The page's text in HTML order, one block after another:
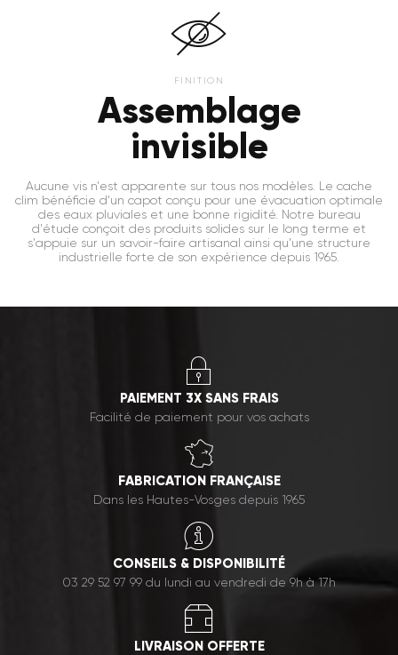
FINITION
Assemblage
invisible
Aucune vis n'est apparente sur tous nos modèles. Le cache
clim bénéficie d'un capot conçu pour une évacuation optimale
des eaux pluviales et une bonne rigidité. Notre bureau
d'étude conçoit des produits solides sur le long terme et
s'appuie sur un savoir-faire artisanal ainsi qu'une structure
industrielle forte de son expérience depuis 1965.
PAIEMENT 3X SANS FRAIS
Facilité de paiement pour vos achats
FABRICATION FRANÇAISE
Dans les Hautes-Vosges depuis 1965
CONSEILS & DISPONIBILITÉ
03 29 52 97 99 du lundi au vendredi de 9h à 17h
LIVRAISON OFFERTE